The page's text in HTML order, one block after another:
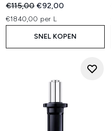
Recommended Retail Price:
€115,00Huidige prijs:
€92,00
€1840,00 per L
SNEL KOPEN